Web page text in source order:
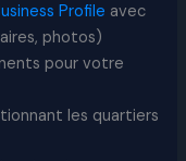
Profile avec
photos)
pour votre
les quartiers